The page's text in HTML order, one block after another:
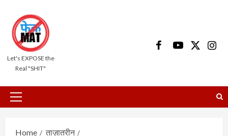
content
Let's EXPOSE the
Real "SHIT"
FacebookYoutube
X
Primary
Home
ताज़ातरीन